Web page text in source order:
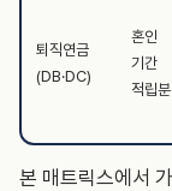
퇴직연금
(DB·DC)
혼인
기간
적립분
본 매트릭스에서